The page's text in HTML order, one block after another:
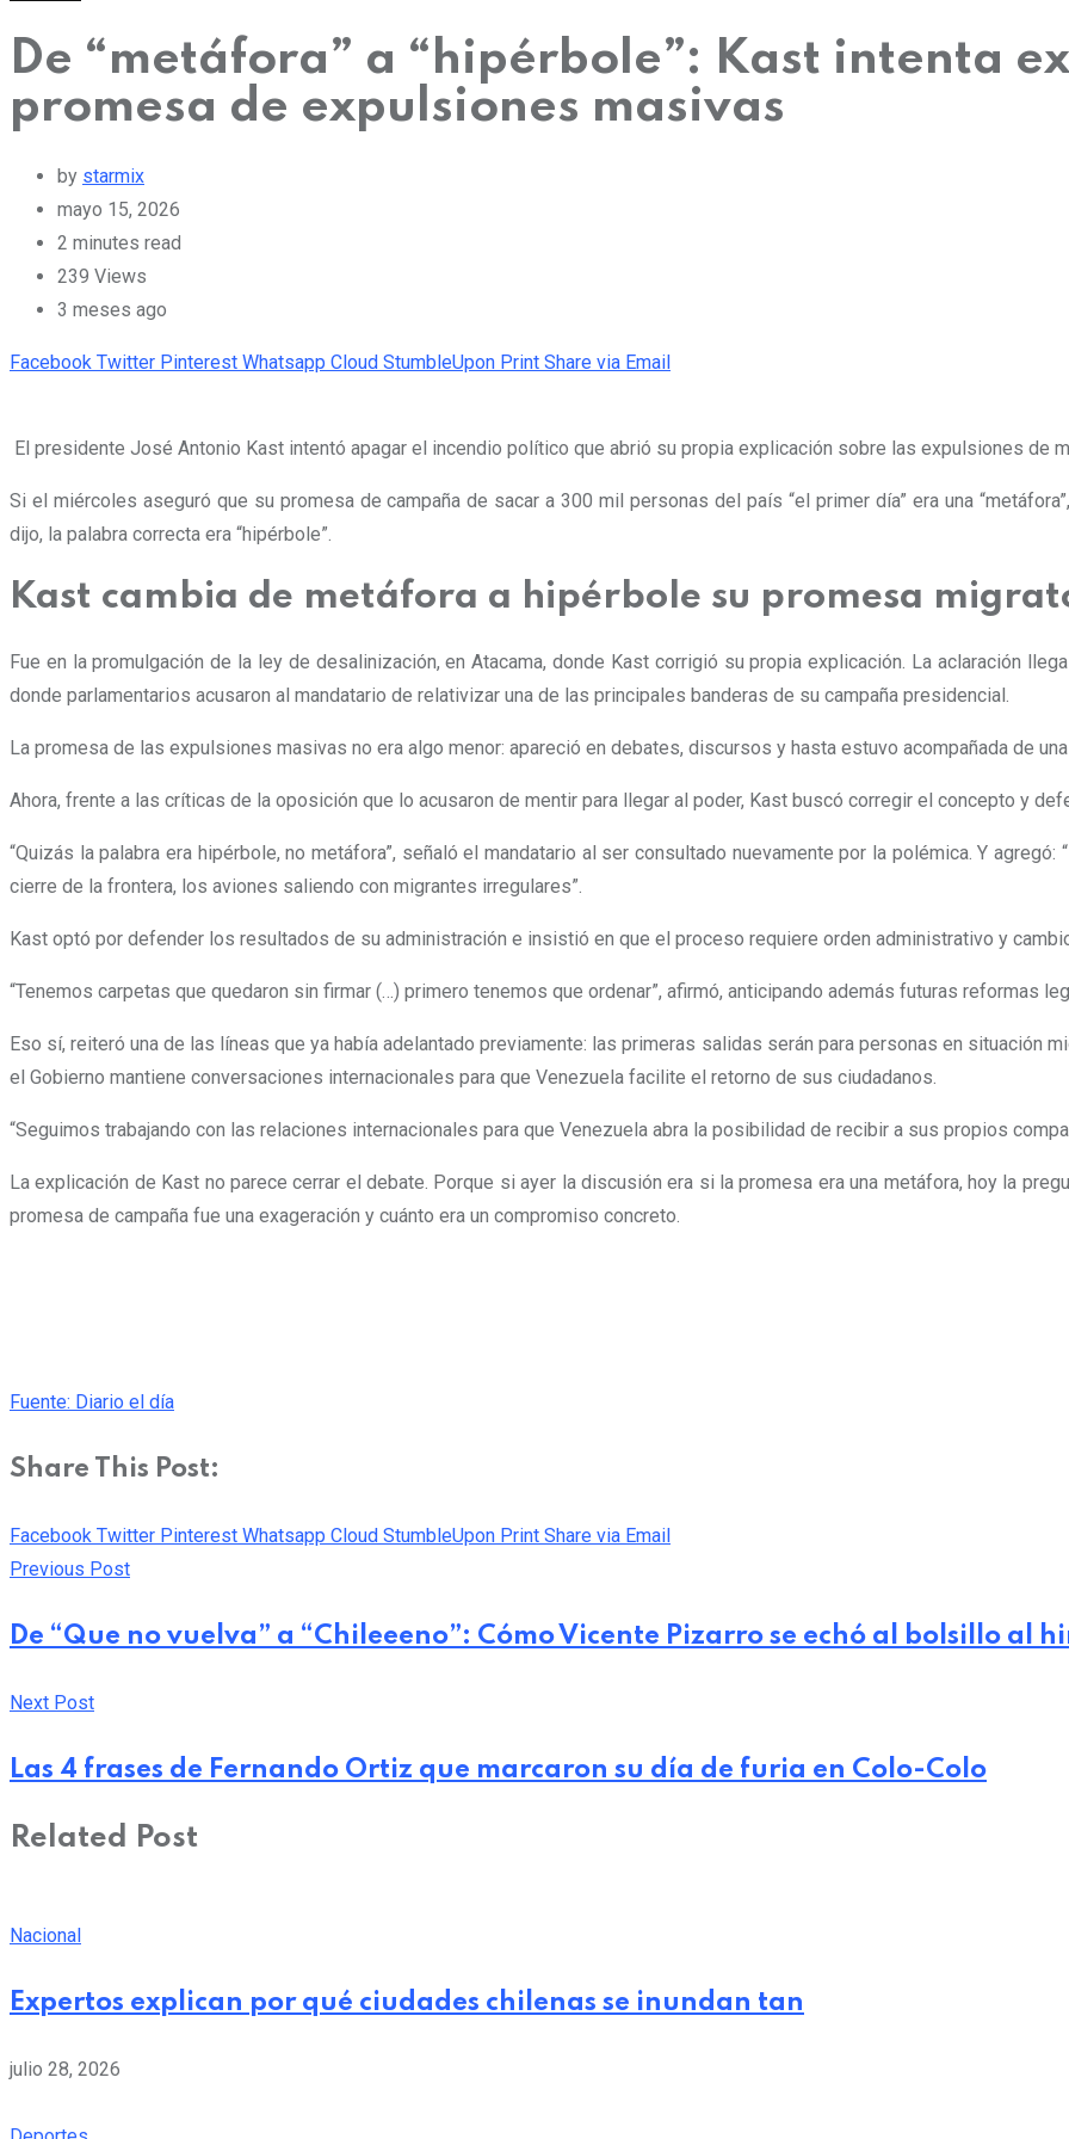
De “metáfora” a “hipérbole”: Kast intenta
promesa de expulsiones masivas
by starmix
mayo 15, 2026
2 minutes read
239 Views
3 meses ago
Facebook Twitter Pinterest Whatsapp Cloud StumbleUpon Print Share via Email
El presidente José Antonio Kast intentó apagar el incendio político que abrió su propia explicación sobre las expulsiones de
Si el miércoles aseguró que su promesa de campaña de sacar a 300 mil personas del país “el primer día” era una
dijo, la palabra correcta era “hipérbole”.
Kast cambia de metáfora a hipérbole su promesa
Fue en la promulgación de la ley de desalinización, en Atacama, donde Kast corrigió su propia explicación. La aclaración
donde parlamentarios acusaron al mandatario de relativizar una de las principales banderas de su campaña presidencial.
La promesa de las expulsiones masivas no era algo menor: apareció en debates, discursos y hasta estuvo acompañada de
Ahora, frente a las críticas de la oposición que lo acusaron de mentir para llegar al poder, Kast buscó corregir el concepto y
“Quizás la palabra era hipérbole, no metáfora”, señaló el mandatario al ser consultado nuevamente por la polémica. Y
cierre de la frontera, los aviones saliendo con migrantes irregulares”.
Kast optó por defender los resultados de su administración e insistió en que el proceso requiere orden administrativo y
“Tenemos carpetas que quedaron sin firmar (…) primero tenemos que ordenar”, afirmó, anticipando además futuras reformas
Eso sí, reiteró una de las líneas que ya había adelantado previamente: las primeras salidas serán para personas en situación
el Gobierno mantiene conversaciones internacionales para que Venezuela facilite el retorno de sus ciudadanos.
“Seguimos trabajando con las relaciones internacionales para que Venezuela abra la posibilidad de recibir a sus propios
La explicación de Kast no parece cerrar el debate. Porque si ayer la discusión era si la promesa era una metáfora, hoy la
promesa de campaña fue una exageración y cuánto era un compromiso concreto.
Fuente: Diario el día
Share This Post:
Facebook Twitter Pinterest Whatsapp Cloud StumbleUpon Print Share via Email
Previous Post
De “Que no vuelva” a “Chileeeno”: Cómo Vicente Pizarro se echó al bolsillo al
Next Post
Las 4 frases de Fernando Ortiz que marcaron su día de furia en Colo-Colo
Related Post
Nacional
Expertos explican por qué ciudades chilenas se inundan tan
julio 28, 2026